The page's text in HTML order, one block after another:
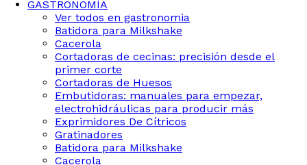
GASTRONOMÍA
Ver todos en gastronomia
Batidora para Milkshake
Cacerola
Cortadoras de cecinas: precisión desde el
primer corte
Cortadoras de Huesos
Embutidoras: manuales para empezar,
electrohidráulicas para producir más
Exprimidores De Cítricos
Gratinadores
Batidora para Milkshake
Cacerola